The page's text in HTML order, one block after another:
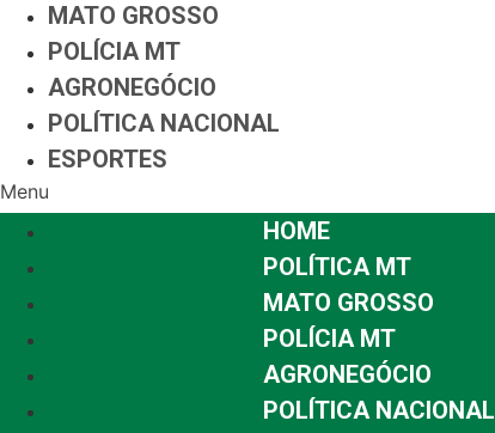
MATO GROSSO
POLÍCIA MT
AGRONEGÓCIO
POLÍTICA NACIONAL
ESPORTES
Menu
HOME
POLÍTICA MT
MATO GROSSO
POLÍCIA MT
AGRONEGÓCIO
POLÍTICA NACIONAL